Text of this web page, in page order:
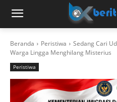
Beranda Peristiwa
Sedang Cari
Warga Lingga Menghilang Misterius
Peristiwa